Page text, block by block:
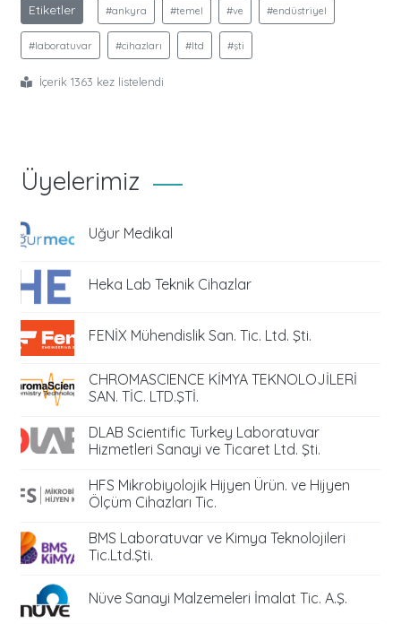
Etiketler #ankyra #temel #ve #endüstriyel
#laboratuvar #cihazları #ltd #şti
İçerik 1363 kez listelendi
Üyelerimiz
Uğur Medikal
Heka Lab Teknik Cihazlar
FENİX Mühendislik San. Tic. Ltd. Şti.
CHROMASCIENCE KİMYA TEKNOLOJİLERİ
SAN. TİC. LTD.ŞTİ.
DLAB Scientific Turkey Laboratuvar
Hizmetleri Sanayi ve Ticaret Ltd. Şti.
HFS Mikrobiyolojik Hijyen Ürün. ve Hijyen
Ölçüm Cihazları Tic.
BMS Laboratuvar ve Kimya Teknolojileri
Tic.Ltd.Şti.
Nüve Sanayi Malzemeleri İmalat Tic. A.Ş.